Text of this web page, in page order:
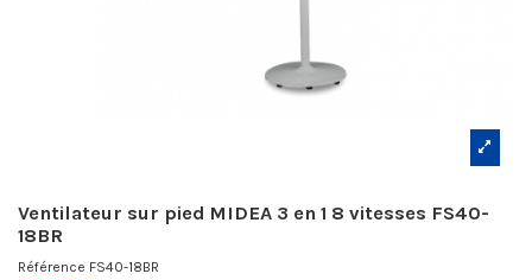
Ventilateur sur pied MIDEA 3 en 1 8 vitesses FS40-
18BR
Référence FS40-18BR